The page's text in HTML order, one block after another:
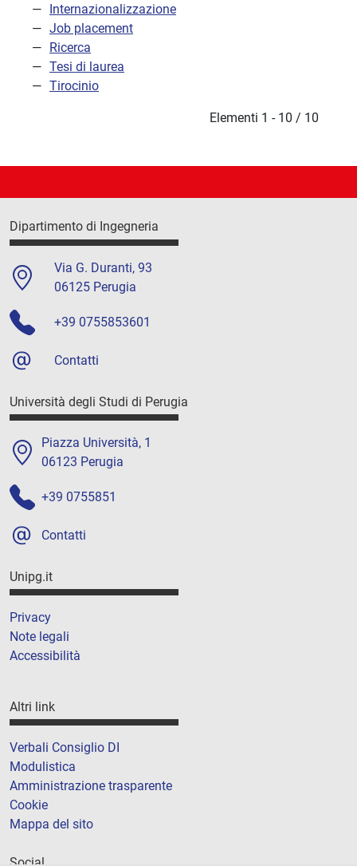
Internazionalizzazione
Job placement
Ricerca
Tesi di laurea
Tirocinio
Elementi 1 - 10 / 10
Dipartimento di Ingegneria
Via G. Duranti, 93
06125 Perugia
+39 0755853601
Contatti
Università degli Studi di Perugia
Piazza Università, 1
06123 Perugia
+39 0755851
Contatti
Unipg.it
Privacy
Note legali
Accessibilità
Altri link
Verbali Consiglio DI
Modulistica
Amministrazione trasparente
Cookie
Mappa del sito
Social